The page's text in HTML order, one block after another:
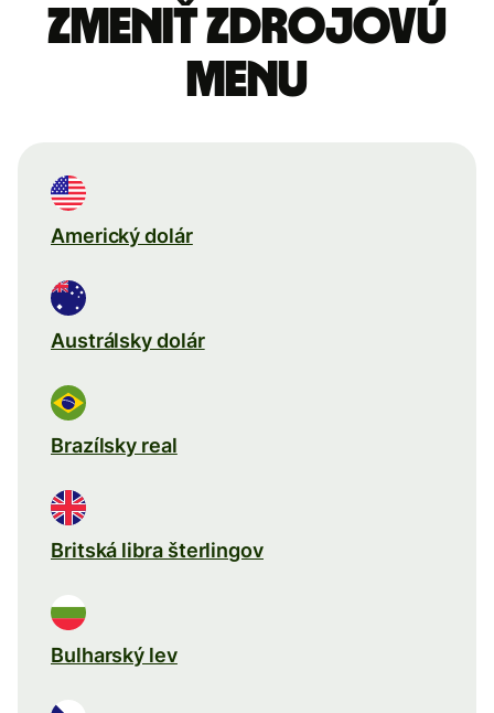
Zmeniť zdrojovú
menu
Americký dolár
Austrálsky dolár
Brazílsky real
Britská libra šterlingov
Bulharský lev